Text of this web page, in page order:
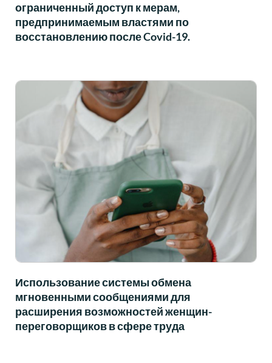
ограниченный доступ к мерам,
предпринимаемым властями по
восстановлению после Covid-19.
Использование системы обмена
мгновенными сообщениями для
расширения возможностей женщин-
переговорщиков в сфере труда